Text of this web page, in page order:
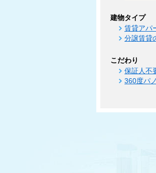
建物タイプ
賃貸アパ
分譲賃貸
こだわり
保証人不
360度パ